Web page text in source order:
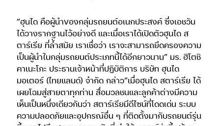
“ฮุนได คือผู้นำของกลุ่มรถยนต์อเนกประสงค์ ซึ่งเอชวัน
ได้วางรากฐานไว้อย่างดี และเมื่อเราได้เปิดตัวฮุนได ส
ตาร์เรีย ที่ล้ำสมัย เราเชื่อว่า เราจะสามารถยึดครองความ
เป็นผู้นำในกลุ่มรถยนต์ประเภทนี้ได้อีกยาวนาน” มร. ฮิโตชิ
คาเนะโกะ ประธานเจ้าหน้าที่ปฏิบัติการ บริษัท ฮุนได
มอเตอร์ (ไทยแลนด์) จำกัด กล่าว“เมื่อฮุนได สตาร์เรีย ได้
เผยโฉมสู่สายตาทุกท่าน สื่อมวลชนและลูกค้าต่างมีความ
เห็นเป็นหนึ่งเดียวกันว่า สตาร์เรียมีดีไซน์ที่โดดเด่น ระบบ
ความปลอดภัยและอุปกรณ์อื่น ๆ ที่ติดตั้งมากับรถยนต์รุ่น